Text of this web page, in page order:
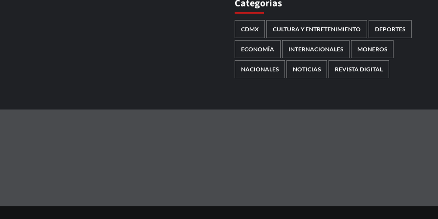
Categorías
CDMX CULTURA Y ENTRETENIMIENTO DEPORTES
ECONOMÍA INTERNACIONALES MONEROS
NACIONALES NOTICIAS REVISTA DIGITAL